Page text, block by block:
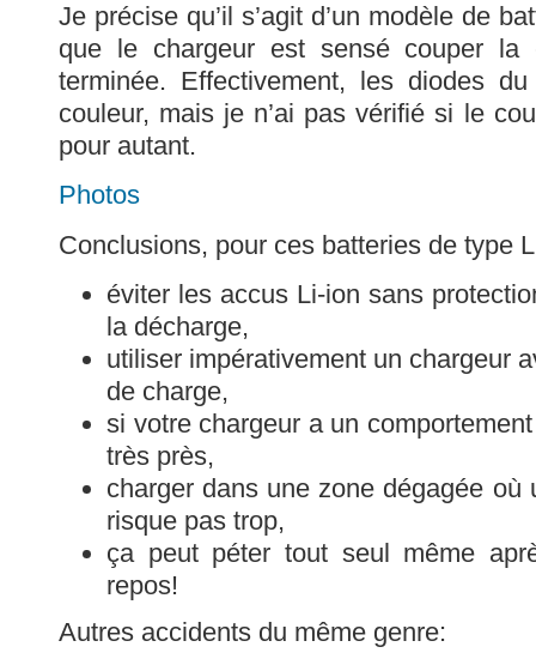
Je précise qu’il s’agit d’un modèle de
que le chargeur est sensé couper la
terminée. Effectivement, les diodes
couleur, mais je n’ai pas vérifié si le
pour autant.
Photos
Conclusions, pour ces batteries de type
éviter les accus Li-ion sans
la décharge,
utiliser impérativement un chargeur
de charge,
si votre chargeur a un
très près,
charger dans une zone dégagée où
risque pas trop,
ça peut péter tout seul même
repos!
Autres accidents du même genre: